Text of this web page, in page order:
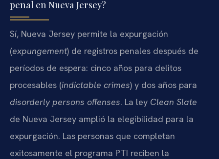
penal en Nueva Jersey?
Sí, Nueva Jersey permite la expurgación
(expungement) de registros penales después de
períodos de espera: cinco años para delitos
procesables (indictable crimes) y dos años para
disorderly persons offenses. La ley Clean Slate
de Nueva Jersey amplió la elegibilidad para la
expurgación. Las personas que completan
exitosamente el programa PTI reciben la